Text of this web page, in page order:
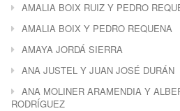
AMALIA BOIX RUIZ Y PEDRO
AMALIA BOIX Y PEDRO REQUENA
AMAYA JORDÁ SIERRA
ANA JUSTEL Y JUAN JOSÉ DURÁN
ANA MOLINER ARAMENDIA Y
RODRÍGUEZ